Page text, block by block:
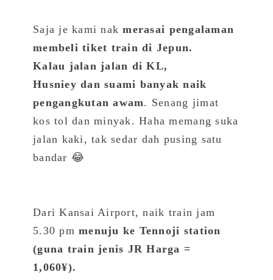
Saja je kami nakmerasai pengalaman
membeli tiket train di Jepun.
Kalau jalan jalan di KL,
Husniey dan suami banyak naik
pengangkutan awam. Senang jimat
kos tol dan minyak. Haha memang suka
jalan kaki, tak sedar dah pusing satu
bandar 😂
Dari Kansai Airport, naik train jam
5.30 pmmenuju ke Tennoji station
(guna train jenis JR Harga =
1,060¥).